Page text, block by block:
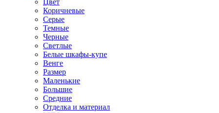
Цвет
Коричневые
Серые
Темные
Черные
Светлые
Белые шкафы-купе
Венге
Размер
Маленькие
Большие
Средние
Отделка и материал